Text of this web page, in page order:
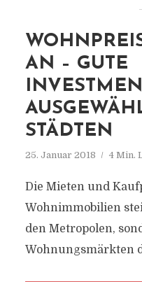
AN – GUTE
STÄDTEN
25. Januar 2018 4 Min.
Die Mieten und
Wohnimmobilien
den Metropolen,
Wohnungsmärkten